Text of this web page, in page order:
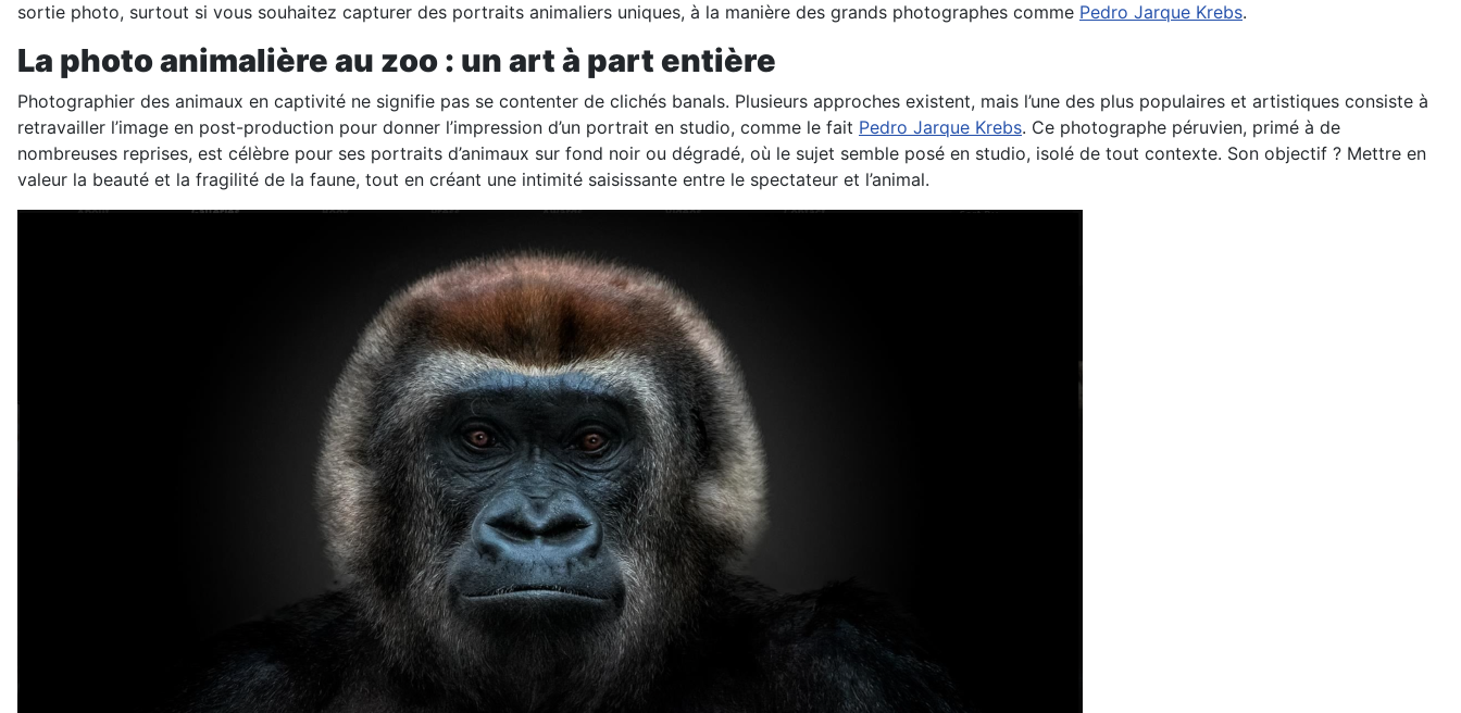
sortie photo, surtout si vous souhaitez capturer des portraits animaliers uniques, à la manière des grands photographes comme Pedro Jarque Krebs.
La photo animalière au zoo : un art à part entière
Photographier des animaux en captivité ne signifie pas se contenter de clichés banals. Plusieurs approches existent, mais l’une des plus populaires et artistiques consiste à
retravailler l’image en post-production pour donner l’impression d’un portrait en studio, comme le fait Pedro Jarque Krebs. Ce photographe péruvien, primé à de
nombreuses reprises, est célèbre pour ses portraits d’animaux sur fond noir ou dégradé, où le sujet semble posé en studio, isolé de tout contexte. Son objectif ? Mettre en
valeur la beauté et la fragilité de la faune, tout en créant une intimité saisissante entre le spectateur et l’animal.